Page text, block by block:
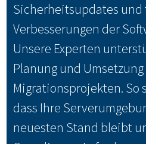
Sicherheitsupdates
Verbesserungen der
Unsere Experten
Planung und Umsetzung
Migrationsprojekten. So
dass Ihre
neuesten Stand bleibt